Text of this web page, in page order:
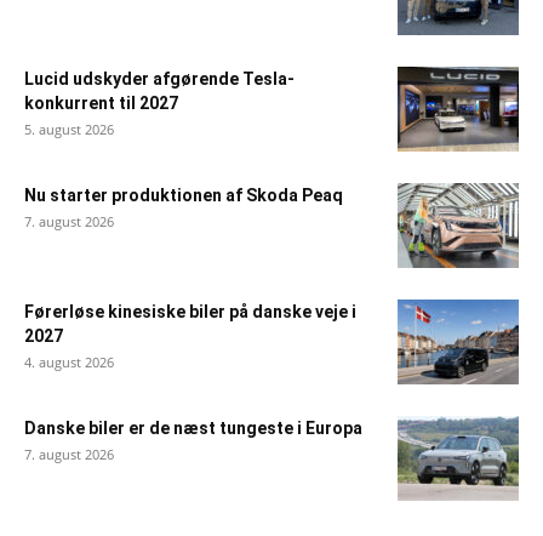
Lucid udskyder afgørende Tesla-
konkurrent til 2027
5. august 2026
Nu starter produktionen af Skoda Peaq
7. august 2026
Førerløse kinesiske biler på danske veje i
2027
4. august 2026
Danske biler er de næst tungeste i Europa
7. august 2026